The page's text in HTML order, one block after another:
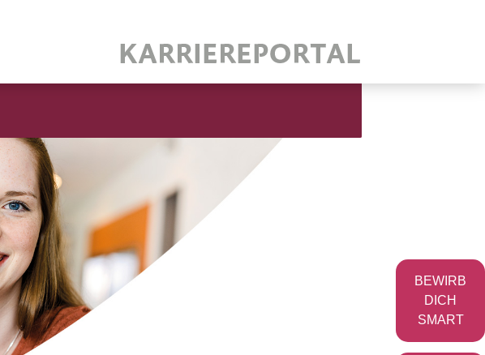
BEWIRB
DICH
SMART